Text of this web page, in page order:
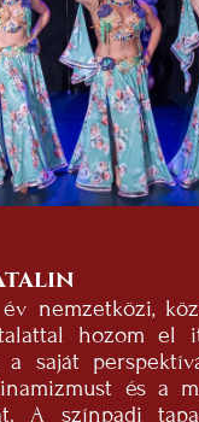
nemzetközi,
hozom el
a saját
és a
A színpadi